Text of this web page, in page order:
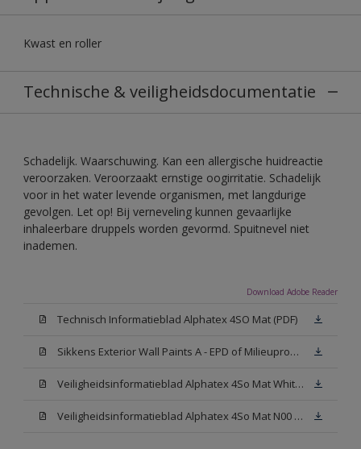
Kwast en roller
Technische & veiligheidsdocumentatie
Schadelijk. Waarschuwing. Kan een allergische huidreactie
veroorzaken. Veroorzaakt ernstige oogirritatie. Schadelijk
voor in het water levende organismen, met langdurige
gevolgen. Let op! Bij verneveling kunnen gevaarlijke
inhaleerbare druppels worden gevormd. Spuitnevel niet
inademen.
Download Adobe Reader
Technisch Informatieblad Alphatex 4SO Mat (PDF)
Sikkens Exterior Wall Paints A - EPD of Milieuproductverklaring
Veiligheidsinformatieblad Alphatex 4So Mat White W05 (MSDS)
Veiligheidsinformatieblad Alphatex 4So Mat N00 (MSDS)